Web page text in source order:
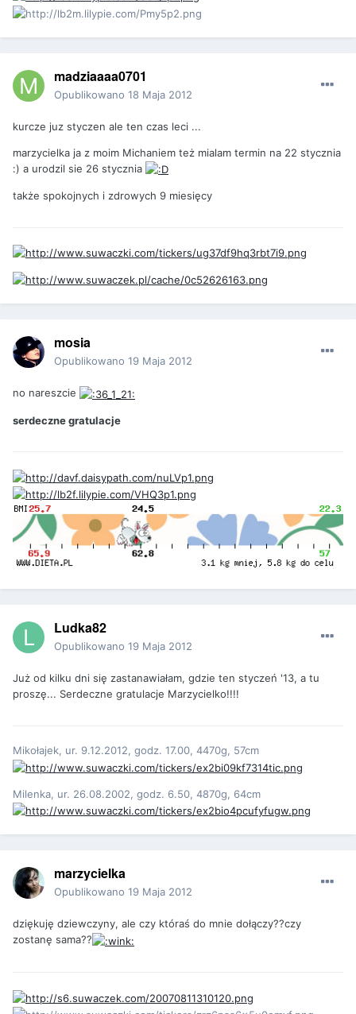
madziaaaa0701
Opublikowano 18 Maja 2012
kurcze juz styczen ale ten czas leci ...
marzycielka ja z moim Michaniem też mialam termin na 22 stycznia
:) a urodzil sie 26 stycznia
także spokojnych i zdrowych 9 miesięcy
mosia
Opublikowano 19 Maja 2012
no nareszcie
serdeczne gratulacje
Ludka82
Opublikowano 19 Maja 2012
Już od kilku dni się zastanawiałam, gdzie ten styczeń '13, a tu
proszę... Serdeczne gratulacje Marzycielko!!!!
Mikołajek, ur. 9.12.2012, godz. 17.00, 4470g, 57cm
Milenka, ur. 26.08.2002, godz. 6.50, 4870g, 64cm
marzycielka
Opublikowano 19 Maja 2012
dziękuję dziewczyny, ale czy któraś do mnie dołączy??czy
zostanę sama??